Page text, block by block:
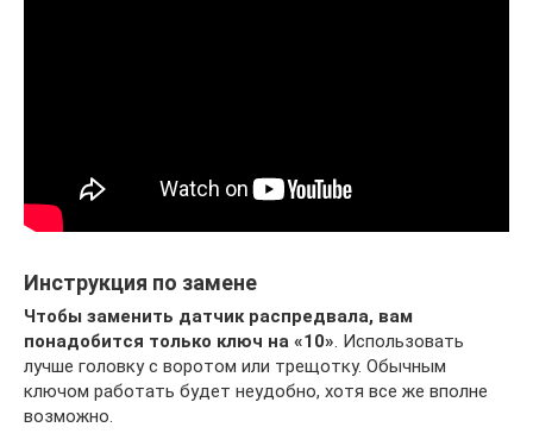
Инструкция по замене
Чтобы заменить датчик распредвала, вам
понадобится только ключ на «10». Использовать
лучше головку с воротом или трещотку. Обычным
ключом работать будет неудобно, хотя все же вполне
возможно.